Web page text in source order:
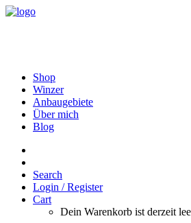
Shop
Winzer
Anbaugebiete
Über mich
Blog
Search
Login / Register
Cart
Dein Warenkorb ist derzeit